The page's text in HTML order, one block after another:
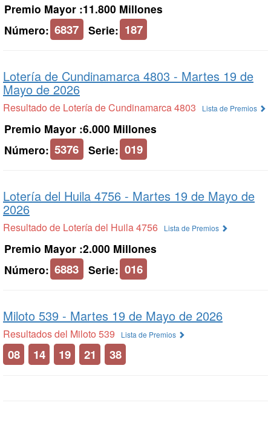
Premio Mayor :11.800 Millones
Número: 6837 Serie: 187
Lotería de Cundinamarca 4803 - Martes 19 de
Mayo de 2026
Resultado de Lotería de Cundinamarca 4803 Lista de Premios
Premio Mayor :6.000 Millones
Número: 5376 Serie: 019
Lotería del Huila 4756 - Martes 19 de Mayo de
2026
Resultado de Lotería del Huila 4756 Lista de Premios
Premio Mayor :2.000 Millones
Número: 6883 Serie: 016
Miloto 539 - Martes 19 de Mayo de 2026
Resultados del Miloto 539 Lista de Premios
08 14 19 21 38